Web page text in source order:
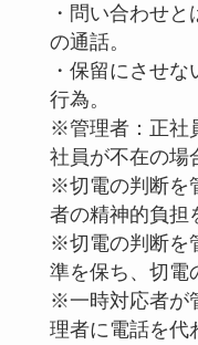
・問い合わせと
の通話。
・保留にさせ
行為。
※管理者：正社
社員が不在の場
※切電の判断を
者の精神的負担
※切電の判断を
準を保ち、切電
※一時対応者が
理者に電話を代